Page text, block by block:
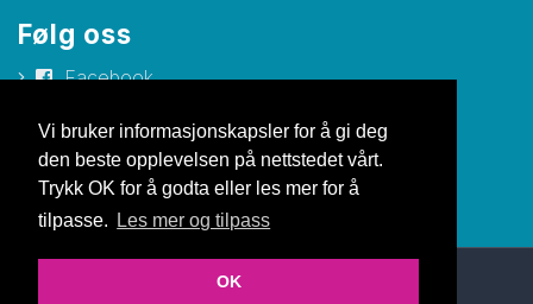
Vi bruker informasjonskapsler for å gi deg
den beste opplevelsen på nettstedet vårt.
Trykk OK for å godta eller les mer for å
tilpasse.
Les mer og tilpass
OK
Følg oss
Facebook
© Copyright 2026 Nettsiden | Personvernerklæring